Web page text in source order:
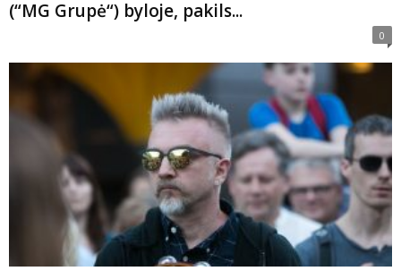
(“MG Grupė“) byloje, pakils...
0